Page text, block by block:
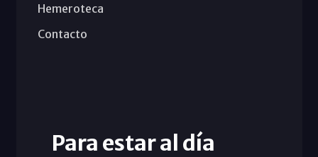
Hemeroteca
Contacto
Para estar al día